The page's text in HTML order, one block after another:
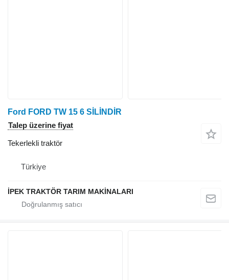
Ford FORD TW 15 6 SİLİNDİR
Talep üzerine fiyat
Tekerlekli traktör
Türkiye
İPEK TRAKTÖR TARIM MAKİNALARI